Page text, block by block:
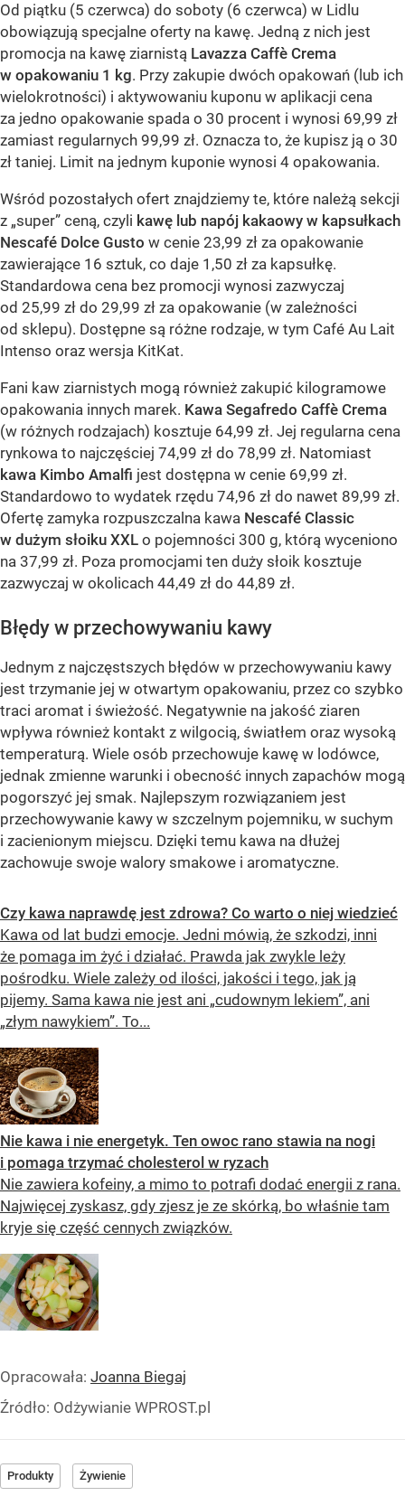
Od piątku (5 czerwca) do soboty (6 czerwca) w Lidlu
obowiązują specjalne oferty na kawę. Jedną z nich jest
promocja na kawę ziarnistą Lavazza Caffè Crema
w opakowaniu 1 kg. Przy zakupie dwóch opakowań (lub ich
wielokrotności) i aktywowaniu kuponu w aplikacji cena
za jedno opakowanie spada o 30 procent i wynosi 69,99 zł
zamiast regularnych 99,99 zł. Oznacza to, że kupisz ją o 30
zł taniej. Limit na jednym kuponie wynosi 4 opakowania.
Wśród pozostałych ofert znajdziemy te, które należą sekcji
z „super” ceną, czyli kawę lub napój kakaowy w kapsułkach
Nescafé Dolce Gusto w cenie 23,99 zł za opakowanie
zawierające 16 sztuk, co daje 1,50 zł za kapsułkę.
Standardowa cena bez promocji wynosi zazwyczaj
od 25,99 zł do 29,99 zł za opakowanie (w zależności
od sklepu). Dostępne są różne rodzaje, w tym Café Au Lait
Intenso oraz wersja KitKat.
Fani kaw ziarnistych mogą również zakupić kilogramowe
opakowania innych marek. Kawa Segafredo Caffè Crema
(w różnych rodzajach) kosztuje 64,99 zł. Jej regularna cena
rynkowa to najczęściej 74,99 zł do 78,99 zł. Natomiast
kawa Kimbo Amalfi jest dostępna w cenie 69,99 zł.
Standardowo to wydatek rzędu 74,96 zł do nawet 89,99 zł.
Ofertę zamyka rozpuszczalna kawa Nescafé Classic
w dużym słoiku XXL o pojemności 300 g, którą wyceniono
na 37,99 zł. Poza promocjami ten duży słoik kosztuje
zazwyczaj w okolicach 44,49 zł do 44,89 zł.
Błędy w przechowywaniu kawy
Jednym z najczęstszych błędów w przechowywaniu kawy
jest trzymanie jej w otwartym opakowaniu, przez co szybko
traci aromat i świeżość. Negatywnie na jakość ziaren
wpływa również kontakt z wilgocią, światłem oraz wysoką
temperaturą. Wiele osób przechowuje kawę w lodówce,
jednak zmienne warunki i obecność innych zapachów mogą
pogorszyć jej smak. Najlepszym rozwiązaniem jest
przechowywanie kawy w szczelnym pojemniku, w suchym
i zacienionym miejscu. Dzięki temu kawa na dłużej
zachowuje swoje walory smakowe i aromatyczne.
Czy kawa naprawdę jest zdrowa? Co warto o niej wiedzieć
Kawa od lat budzi emocje. Jedni mówią, że szkodzi, inni
że pomaga im żyć i działać. Prawda jak zwykle leży
pośrodku. Wiele zależy od ilości, jakości i tego, jak ją
pijemy. Sama kawa nie jest ani „cudownym lekiem”, ani
„złym nawykiem”. To...
Nie kawa i nie energetyk. Ten owoc rano stawia na nogi
i pomaga trzymać cholesterol w ryzach
Nie zawiera kofeiny, a mimo to potrafi dodać energii z rana.
Najwięcej zyskasz, gdy zjesz je ze skórką, bo właśnie tam
kryje się część cennych związków.
Opracowała: Joanna Biegaj
Źródło: Odżywianie WPROST.pl
Produkty Żywienie